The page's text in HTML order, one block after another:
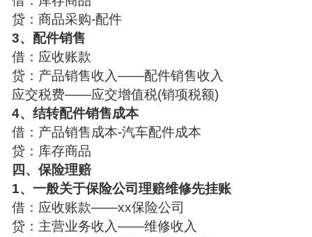
贷：商品采购-配件
3、配件销售
借：应收账款
贷：产品销售收入——配件销售收入
应交税费——应交增值税(销项税额)
4、结转配件销售成本
借：产品销售成本-汽车配件成本
贷：库存商品
四、保险理赔
1、一般关于保险公司理赔维修先挂账
借：应收账款——xx保险公司
贷：主营业务收入——维修收入